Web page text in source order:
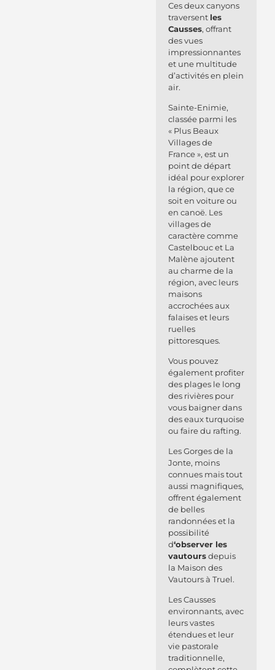
Ces deux canyons
traversent les
Causses, offrant
des vues
impressionnantes
et une multitude
d’activités en plein
air.
Sainte-Enimie,
classée parmi les
« Plus Beaux
Villages de
France », est un
point de départ
idéal pour explorer
la région, que ce
soit en voiture ou
en canoë. Les
villages de
caractère comme
Castelbouc et La
Malène ajoutent
au charme de la
région, avec leurs
maisons
accrochées aux
falaises et leurs
ruelles
pittoresques.
Vous pouvez
également profiter
des plages le long
des rivières pour
vous baigner dans
des eaux turquoise
ou faire du rafting.
Les Gorges de la
Jonte, moins
connues mais tout
aussi magnifiques,
offrent également
de belles
randonnées et la
possibilité
d‘observer les
vautoursdepuis
la Maison des
Vautours à Truel.
Les Causses
environnants, avec
leurs vastes
étendues et leur
vie pastorale
traditionnelle,